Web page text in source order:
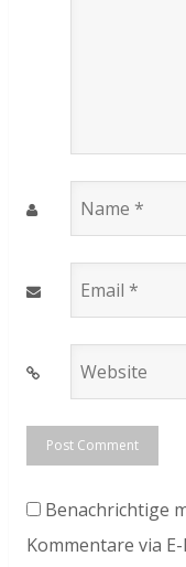
Name
Email
Website
Benachrichtige
Kommentare via